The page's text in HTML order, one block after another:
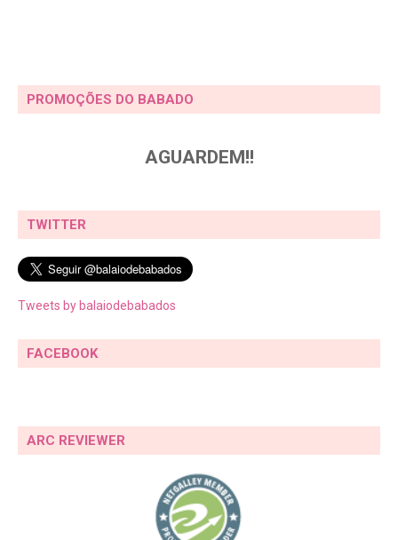
PROMOÇÕES DO BABADO
AGUARDEM!!
TWITTER
Tweets by balaiodebabados
FACEBOOK
ARC REVIEWER